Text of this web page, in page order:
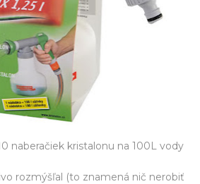
naberačiek kristalonu na 100L vody
rozmýšľal (to znamená nič nerobiť